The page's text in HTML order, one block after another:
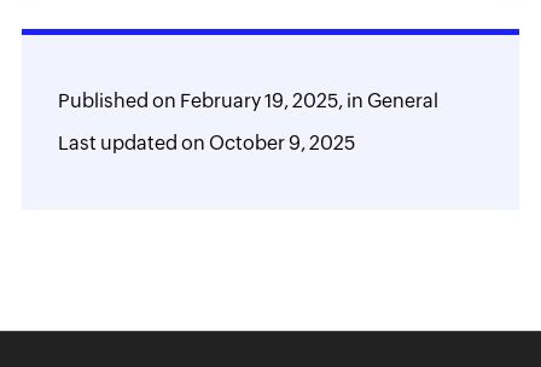
Published on February 19, 2025,in General
Last updated on October 9, 2025